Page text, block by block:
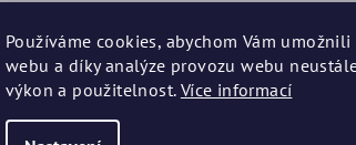
Používáme cookies, abychom Vám
webu a díky analýze provozu webu
výkon a použitelnost. Více informací